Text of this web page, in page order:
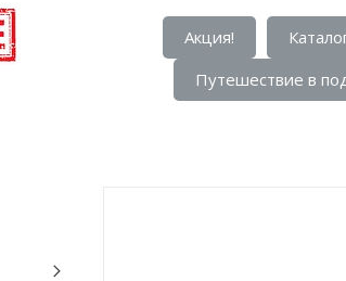
Акция!
Путешествие в